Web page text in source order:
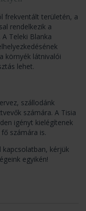
frekventált területén, a
rendelkezik a
Teleki Blanka
környék látnivalói
lehet.
szállodánk
számára. A Tisia
igényt kielégítenek
számára is.
kapcsolatban, kérjük
egyikén!